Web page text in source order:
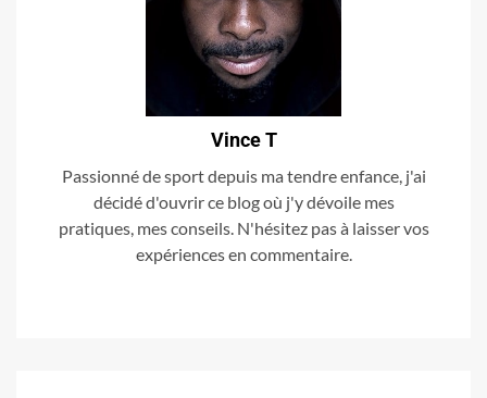
Vince T
Passionné de sport depuis ma tendre enfance, j'ai
décidé d'ouvrir ce blog où j'y dévoile mes
pratiques, mes conseils. N'hésitez pas à laisser vos
expériences en commentaire.